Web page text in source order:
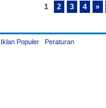
1 2 3 4 »
Iklan Populer Peraturan